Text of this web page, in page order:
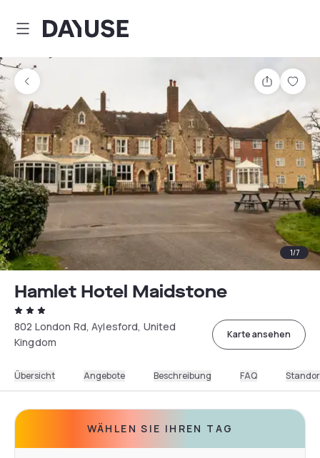
Dayuse
Teilen
1/7
Hamlet Hotel Maidstone
802 London Rd, Aylesford, United
Kingdom
Karte ansehen
Übersicht Angebote Beschreibung FAQ
WÄHLEN SIE IHREN TAG